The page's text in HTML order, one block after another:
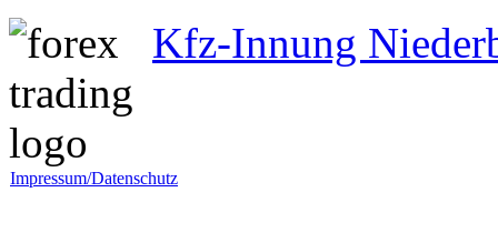
Kfz-Innung
Impressum/Datenschutz